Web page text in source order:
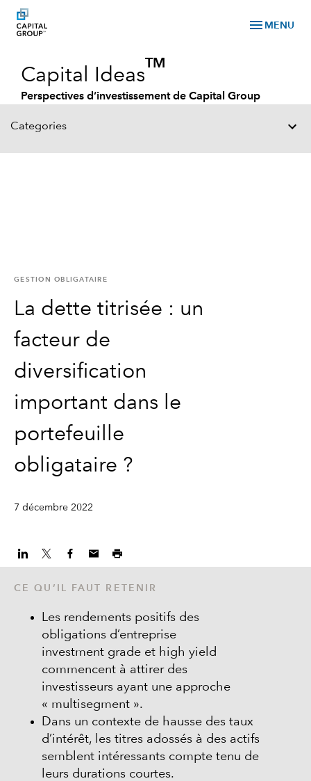
menu MENU
Capital Ideas
TM
Perspectives d’investissement de Capital Group
Categories
GESTION OBLIGATAIRE
La dette titrisée : un
facteur de
diversification
important dans le
portefeuille
obligataire ?
7 décembre 2022
CE QU’IL FAUT RETENIR
Les rendements positifs des
obligations d’entreprise
investment grade et high yield
commencent à attirer des
investisseurs ayant une approche
« multisegment ».
Dans un contexte de hausse des taux
d’intérêt, les titres adossés à des actifs
semblent intéressants compte tenu de
leurs durations courtes.